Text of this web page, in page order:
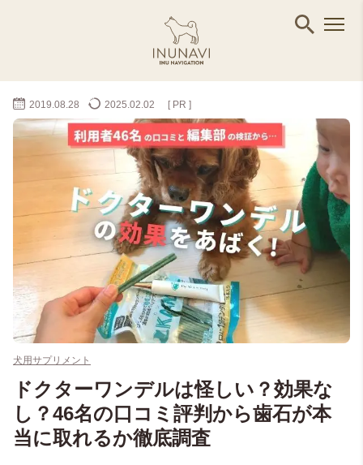
2019.08.28 2025.02.02 [ PR ]
犬用サプリメント
ドクターワンデルは怪しい？効果な
し？46名の口コミ評判から歯石が本
当に取れるか徹底調査